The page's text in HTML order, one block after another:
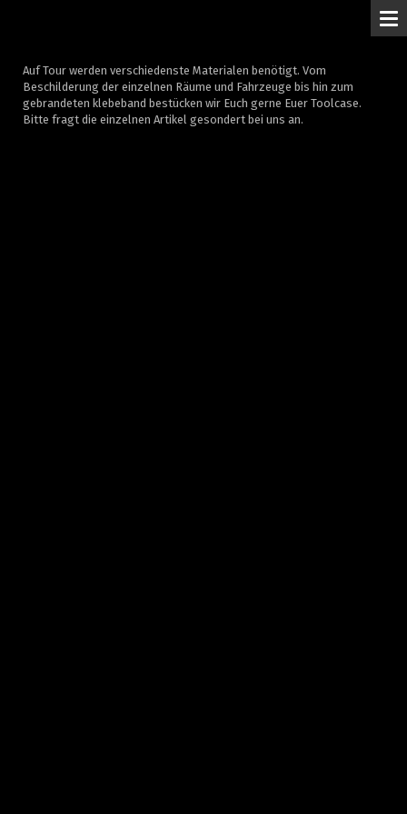
Auf Tour werden verschiedenste Materialen benötigt. Vom
Beschilderung der einzelnen Räume und Fahrzeuge bis hin zum
gebrandeten klebeband bestücken wir Euch gerne Euer Toolcase.
Bitte fragt die einzelnen Artikel gesondert bei uns an.